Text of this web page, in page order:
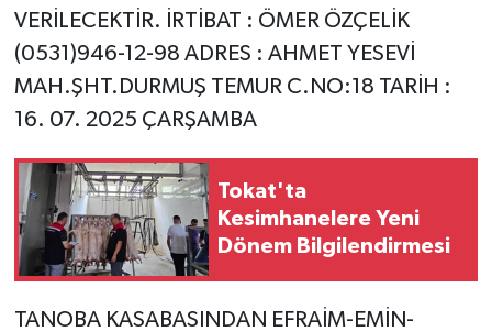
VERİLECEKTİR. İRTİBAT : ÖMER ÖZÇELİK
(0531)946-12-98 ADRES : AHMET YESEVİ
MAH.ŞHT.DURMUŞ TEMUR C.NO:18 TARİH :
16. 07. 2025 ÇARŞAMBA
Tokat'ta
Kesimhanelere Yeni
Dönem Bilgilendirmesi
TANOBA KASABASINDAN EFRAİM-EMİN-